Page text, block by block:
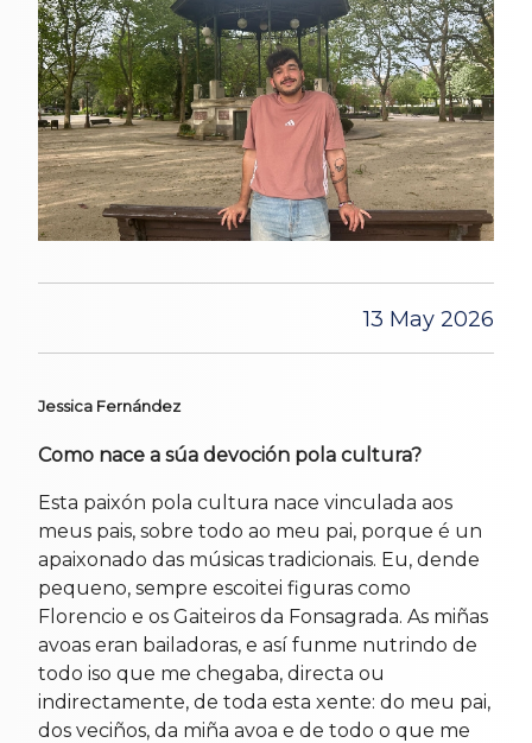
13 May 2026
Jessica Fernández
Como nace a súa devoción pola cultura?
Esta paixón pola cultura nace vinculada aos
meus pais, sobre todo ao meu pai, porque é un
apaixonado das músicas tradicionais. Eu, dende
pequeno, sempre escoitei figuras como
Florencio e os Gaiteiros da Fonsagrada. As miñas
avoas eran bailadoras, e así funme nutrindo de
todo iso que me chegaba, directa ou
indirectamente, de toda esta xente: do meu pai,
dos veciños, da miña avoa e de todo o que me